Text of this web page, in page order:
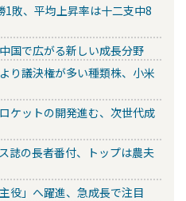
1敗、平均上昇率は十二支中8
国で広がる新しい成長分野
り議決権が多い種類株、小米
ケットの開発進む、次世代成
誌の長者番付、トップは農夫
役」へ躍進、急成長で注目